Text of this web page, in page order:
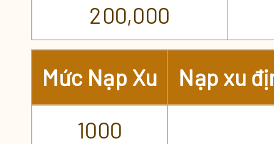
200,000
Mức Nạp Xu Nạp xu
1000